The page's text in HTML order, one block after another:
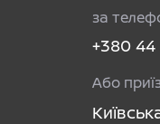
за
+380 44
Або